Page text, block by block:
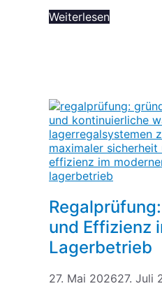
Weiterlesen
und Effizienz
Lagerbetrieb
27. Mai 202627. Juli